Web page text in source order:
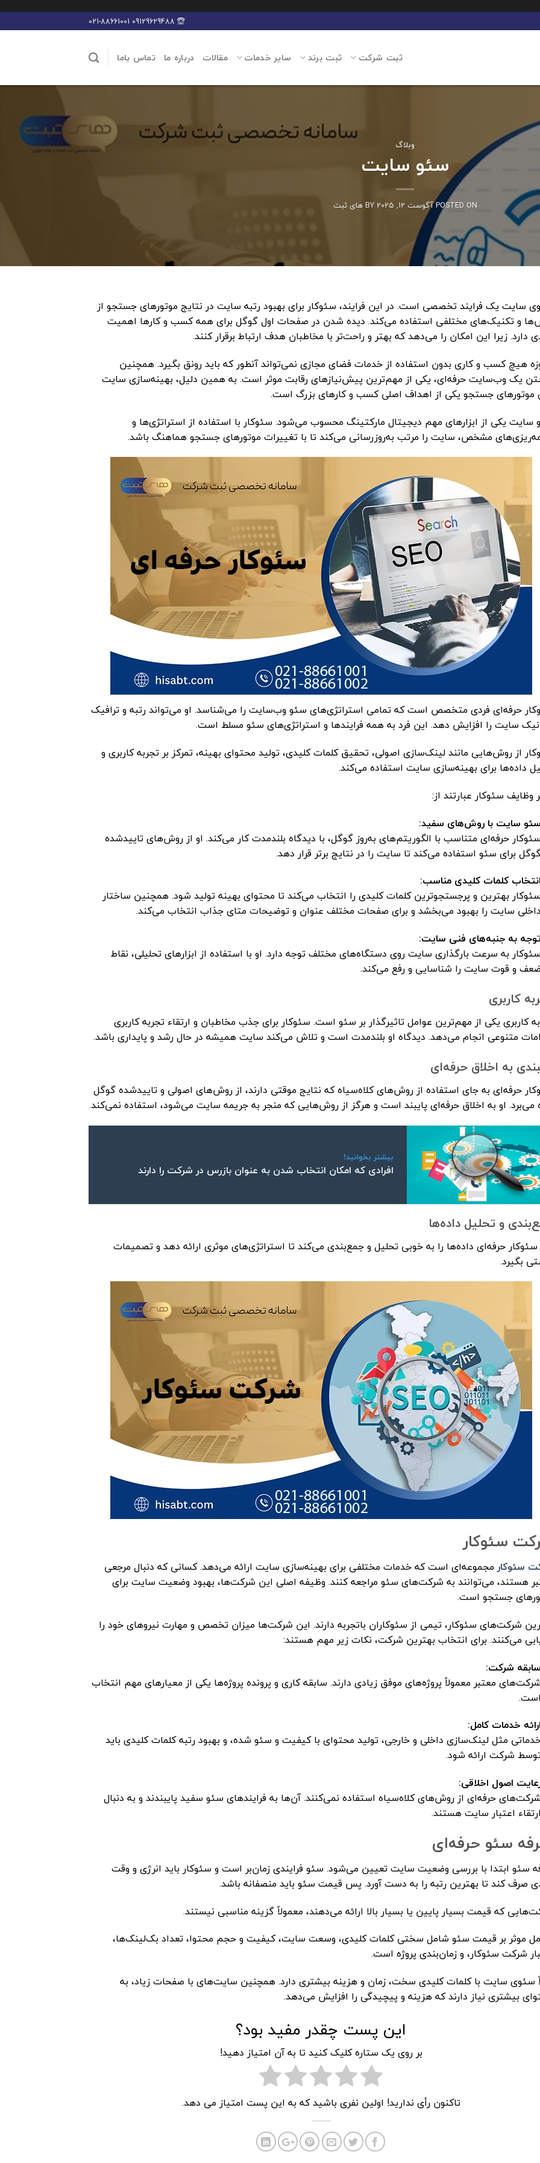
ثبت شرکت ثبت برند سایر خدمات مقالات درباره ما تماس باما
وبلاگ
سئو سایت
POSTED ONآگوست 12, 2025 BY های ثبت
سایت یک فرایند تخصصی است. در این فرایند، سئوکار برای بهبود رتبه سایت در نتایج موتورهای جستجو از
و تکنیک‌های مختلفی استفاده می‌کند. دیده شدن در صفحات اول گوگل برای همه کسب و کارها اهمیت
دارد. زیرا این امکان را می‌دهد که بهتر و راحت‌تر با مخاطبان هدف ارتباط برقرار کنند.
هیچ کسب و کاری بدون استفاده از خدمات فضای مجازی نمی‌تواند آنطور که باید رونق بگیرد. همچنین
یک وب‌سایت حرفه‌ای، یکی از مهم‌ترین پیش‌نیازهای رقابت موثر است. به همین دلیل، بهینه‌سازی سایت
موتورهای جستجو یکی از اهداف اصلی کسب و کارهای بزرگ است.
سایت یکی از ابزارهای مهم دیجیتال مارکتینگ محسوب می‌شود. سئوکار با استفاده از استراتژی‌ها و
مشخص، سایت را مرتب به‌روزرسانی می‌کند تا با تغییرات موتورهای جستجو هماهنگ باشد.
حرفه‌ای فردی متخصص است که تمامی استراتژی‌های سئو وب‌سایت را می‌شناسد. او می‌تواند رتبه و ترافیک
سایت را افزایش دهد. این فرد به همه فرایندها و استراتژی‌های سئو مسلط است.
از روش‌هایی مانند لینک‌سازی اصولی، تحقیق کلمات کلیدی، تولید محتوای بهینه، تمرکز بر تجربه کاربری و
داده‌ها برای بهینه‌سازی سایت استفاده می‌کند.
وظایف سئوکار عبارتند از:
سئو سایت با روش‌های سفید:
سئوکار حرفه‌ای متناسب با الگوریتم‌های به‌روز گوگل، با دیدگاه بلندمدت کار می‌کند. او از روش‌های تاییدشده
برای سئو استفاده می‌کند تا سایت را در نتایج برتر قرار دهد.
انتخاب کلمات کلیدی مناسب:
سئوکار بهترین و پرجستجوترین کلمات کلیدی را انتخاب می‌کند تا محتوای بهینه تولید شود. همچنین ساختار
داخلی سایت را بهبود می‌بخشد و برای صفحات مختلف عنوان و توضیحات متای جذاب انتخاب می‌کند.
توجه به جنبه‌های فنی سایت:
سئوکار به سرعت بارگذاری سایت روی دستگاه‌های مختلف توجه دارد. او با استفاده از ابزارهای تحلیلی، نقاط
ضعف و قوت سایت را شناسایی و رفع می‌کند.
کاربری
کاربری یکی از مهم‌ترین عوامل تاثیرگذار بر سئو است. سئوکار برای جذب مخاطبان و ارتقاء تجربه کاربری
متنوعی انجام می‌دهد. دیدگاه او بلندمدت است و تلاش می‌کند سایت همیشه در حال رشد و پایداری باشد.
به اخلاق حرفه‌ای
حرفه‌ای به جای استفاده از روش‌های کلاه‌سیاه که نتایج موقتی دارند، از روش‌های اصولی و تاییدشده گوگل
می‌برد. او به اخلاق حرفه‌ای پایبند است و هرگز از روش‌هایی که منجر به جریمه سایت می‌شود، استفاده نمی‌کند.
بیشتر بخوانید!
افرادی که امکان انتخاب شدن به عنوان بازرس در شرکت را دارند
و تحلیل داده‌ها
حرفه‌ای داده‌ها را به خوبی تحلیل و جمع‌بندی می‌کند تا استراتژی‌های موثری ارائه دهد و تصمیمات
بگیرد.
سئوکار
سئوکارمجموعه‌ای است که خدمات مختلفی برای بهینه‌سازی سایت ارائه می‌دهد. کسانی که دنبال مرجعی
هستند، می‌توانند به شرکت‌های سئو مراجعه کنند. وظیفه اصلی این شرکت‌ها، بهبود وضعیت سایت برای
جستجو است.
شرکت‌های سئوکار، تیمی از سئوکاران باتجربه دارند. این شرکت‌ها میزان تخصص و مهارت نیروهای خود را
می‌کنند. برای انتخاب بهترین شرکت، نکات زیر مهم هستند:
سابقه شرکت:
شرکت‌های معتبر معمولاً پروژه‌های موفق زیادی دارند. سابقه کاری و پرونده پروژه‌ها یکی از معیارهای مهم انتخاب
است.
ارائه خدمات کامل:
مثل لینک‌سازی داخلی و خارجی، تولید محتوای با کیفیت و سئو شده، و بهبود رتبه کلمات کلیدی باید
شرکت ارائه شود.
اصول اخلاقی:
شرکت‌های حرفه‌ای از روش‌های کلاه‌سیاه استفاده نمی‌کنند. آن‌ها به فرایندهای سئو سفید پایبندند و به دنبال
ارتقاء اعتبار سایت هستند.
سئو حرفه‌ای
سئو ابتدا با بررسی وضعیت سایت تعیین می‌شود. سئو فرایندی زمان‌بر است و سئوکار باید انرژی و وقت
صرف کند تا بهترین رتبه را به دست آورد. پس قیمت سئو باید منصفانه باشد.
که قیمت بسیار پایین یا بسیار بالا ارائه می‌دهند، معمولاً گزینه مناسبی نیستند.
موثر بر قیمت سئو شامل سختی کلمات کلیدی، وسعت سایت، کیفیت و حجم محتوا، تعداد بک‌لینک‌ها،
شرکت سئوکار، و زمان‌بندی پروژه است.
سئوی سایت با کلمات کلیدی سخت، زمان و هزینه بیشتری دارد. همچنین سایت‌های با صفحات زیاد، به
بیشتری نیاز دارند که هزینه و پیچیدگی را افزایش می‌دهد.
این پست چقدر مفید بود؟
بر روی یک ستاره کلیک کنید تا به آن امتیاز دهید!
تاکنون رأی ندارید! اولین نفری باشید که به این پست امتیاز می دهد.